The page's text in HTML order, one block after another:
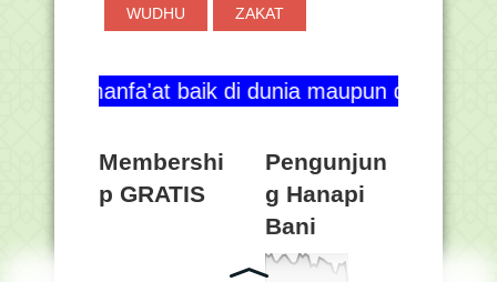
WUDHU ZAKAT
baik di dunia maupun di akhirat. Aamiin
Membershi
p GRATIS
Pengunjun
g Hanapi
Bani